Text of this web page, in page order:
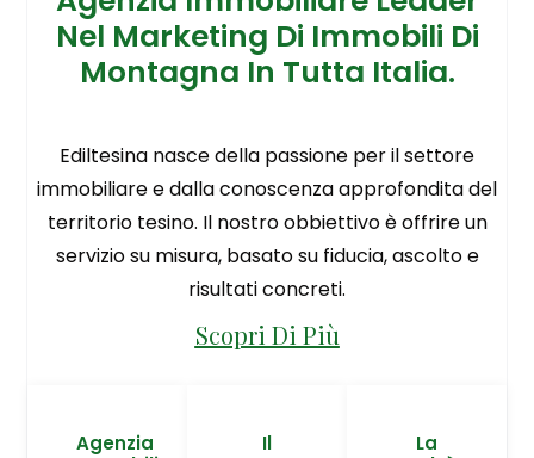
Nel Marketing Di Immobili Di
Montagna In Tutta Italia.
Ediltesina nasce della passione per il settore
immobiliare e dalla conoscenza approfondita del
territorio tesino. Il nostro obbiettivo è offrire un
servizio su misura, basato su fiducia, ascolto e
risultati concreti.
Scopri Di Più
Agenzia
Il
La